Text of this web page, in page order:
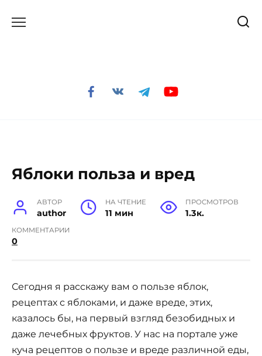
Яблоки польза и вред
АВТОР
author
НА ЧТЕНИЕ
11 мин
ПРОСМОТРОВ
1.3к.
КОММЕНТАРИИ
0
Сегодня я расскажу вам о пользе яблок,
рецептах с яблоками, и даже вреде, этих,
казалось бы, на первый взгляд безобидных и
даже лечебных фруктов. У нас на портале уже
куча рецептов о пользе и вреде различной еды,